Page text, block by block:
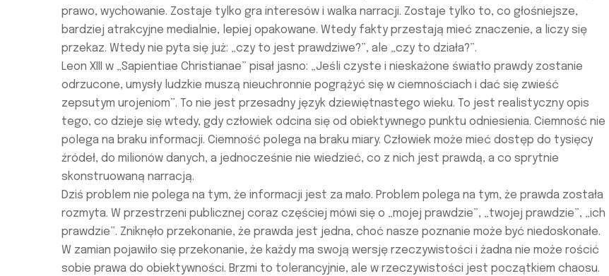
prawo, wychowanie. Zostaje tylko gra interesów i walka narracji. Zostaje tylko to, co głośniejsze,
bardziej atrakcyjne medialnie, lepiej opakowane. Wtedy fakty przestają mieć znaczenie, a liczy się
przekaz. Wtedy nie pyta się już: „czy to jest prawdziwe?”, ale „czy to działa?”.
Leon XIII w „Sapientiae Christianae” pisał jasno: „Jeśli czyste i nieskażone światło prawdy zostanie
odrzucone, umysły ludzkie muszą nieuchronnie pogrążyć się w ciemnościach i dać się zwieść
zepsutym urojeniom”. To nie jest przesadny język dziewiętnastego wieku. To jest realistyczny opis
tego, co dzieje się wtedy, gdy człowiek odcina się od obiektywnego punktu odniesienia. Ciemność nie
polega na braku informacji. Ciemność polega na braku miary. Człowiek może mieć dostęp do tysięcy
źródeł, do milionów danych, a jednocześnie nie wiedzieć, co z nich jest prawdą, a co sprytnie
skonstruowaną narracją.
Dziś problem nie polega na tym, że informacji jest za mało. Problem polega na tym, że prawda została
rozmyta. W przestrzeni publicznej coraz częściej mówi się o „mojej prawdzie”, „twojej prawdzie”, „ich
prawdzie”. Zniknęło przekonanie, że prawda jest jedna, choć nasze poznanie może być niedoskonałe.
W zamian pojawiło się przekonanie, że każdy ma swoją wersję rzeczywistości i żadna nie może rościć
sobie prawa do obiektywności. Brzmi to tolerancyjnie, ale w rzeczywistości jest początkiem chaosu.